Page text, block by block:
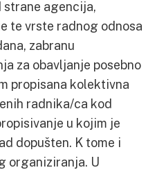
strane agencija,
te vrste radnog odnosa
zabranu
za obavljanje posebno
propisana kolektivna
radnika/ca kod
u kojim je
dopušten. K tome i
organiziranja. U